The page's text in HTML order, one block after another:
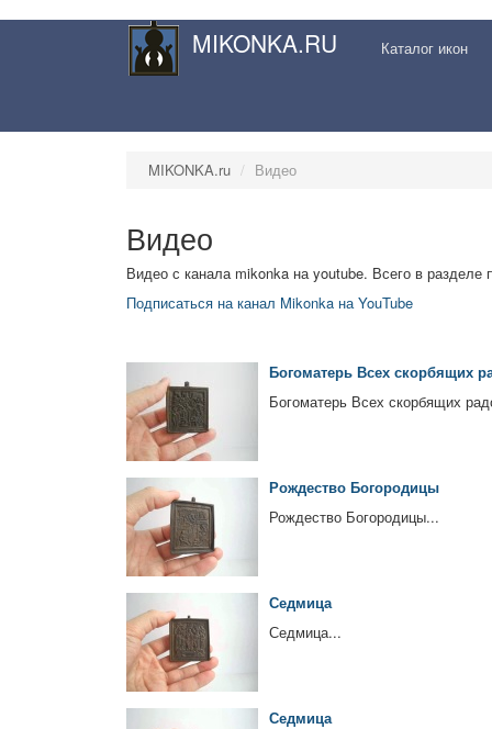
MIKONKA.RU Каталог икон
MIKONKA.ru Видео
Видео
Видео с канала mikonka на youtube. Всего в разделе
Подписаться на канал Mikonka на YouTube
Богоматерь Всех скорбящих
Богоматерь Всех скорбящих
Рождество Богородицы
Рождество Богородицы...
Седмица
Седмица...
Седмица